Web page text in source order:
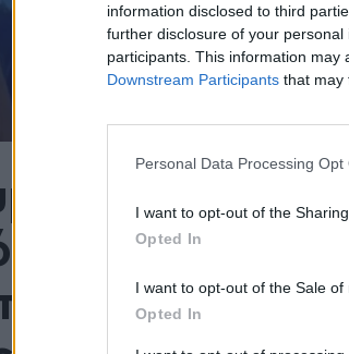
information disclosed to third
further disclosure of your personal
participants. This information may
Downstream Participants that may
Personal Data Processing Opt
I want to opt-out of the
Opted In
I want to opt-out of the Sale of
Opted In
στον
προς τιμήν
στη